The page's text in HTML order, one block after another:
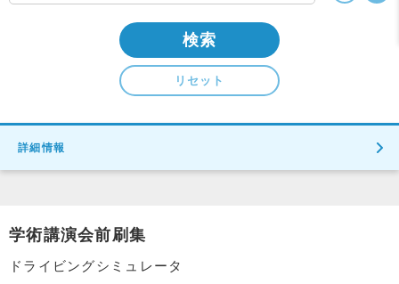
検索
リセット
詳細情報
学術講演会前刷集
ドライビングシミュレータ